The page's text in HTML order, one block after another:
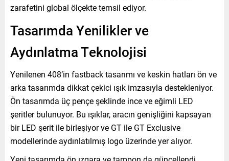
zarafetini global ölçekte temsil ediyor.
Tasarımda Yenilikler ve
Aydınlatma Teknolojisi
Yenilenen 408’in fastback tasarımı ve keskin hatları ön ve
arka tasarımda dikkat çekici ışık imzasıyla destekleniyor.
Ön tasarımda üç pençe şeklinde ince ve eğimli LED
şeritler bulunuyor. Bu ışıklar, aracın genişliğini kapsayan
bir LED şerit ile birleşiyor ve GT ile GT Exclusive
modellerinde aydınlatılmış logo üzerinde yer alıyor.